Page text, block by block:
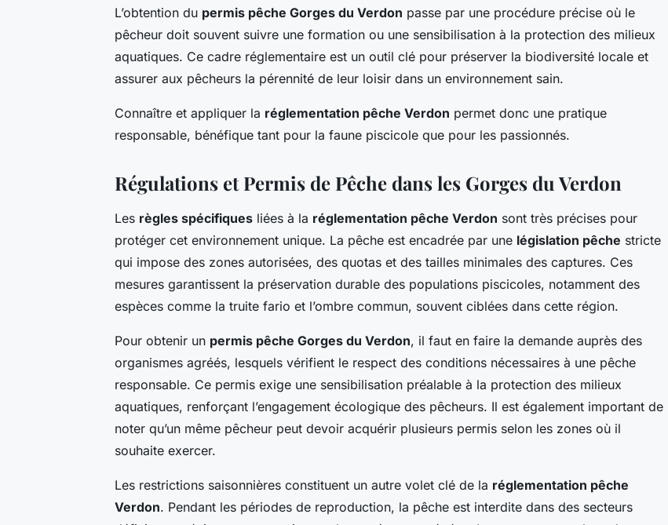
L’obtention du permis pêche Gorges du Verdon passe par une procédure précise où le
pêcheur doit souvent suivre une formation ou une sensibilisation à la protection des milieux
aquatiques. Ce cadre réglementaire est un outil clé pour préserver la biodiversité locale et
assurer aux pêcheurs la pérennité de leur loisir dans un environnement sain.
Connaître et appliquer la réglementation pêche Verdon permet donc une pratique
responsable, bénéfique tant pour la faune piscicole que pour les passionnés.
Régulations et Permis de Pêche dans les Gorges du Verdon
Les règles spécifiques liées à la réglementation pêche Verdon sont très précises pour
protéger cet environnement unique. La pêche est encadrée par une législation pêche stricte
qui impose des zones autorisées, des quotas et des tailles minimales des captures. Ces
mesures garantissent la préservation durable des populations piscicoles, notamment des
espèces comme la truite fario et l’ombre commun, souvent ciblées dans cette région.
Pour obtenir un permis pêche Gorges du Verdon, il faut en faire la demande auprès des
organismes agréés, lesquels vérifient le respect des conditions nécessaires à une pêche
responsable. Ce permis exige une sensibilisation préalable à la protection des milieux
aquatiques, renforçant l’engagement écologique des pêcheurs. Il est également important de
noter qu’un même pêcheur peut devoir acquérir plusieurs permis selon les zones où il
souhaite exercer.
Les restrictions saisonnières constituent un autre volet clé de la réglementation pêche
Verdon. Pendant les périodes de reproduction, la pêche est interdite dans des secteurs